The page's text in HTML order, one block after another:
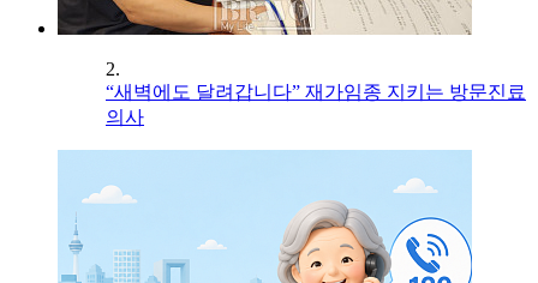
2.
“새벽에도 달려갑니다” 재가임종 지키는 방문진료
의사